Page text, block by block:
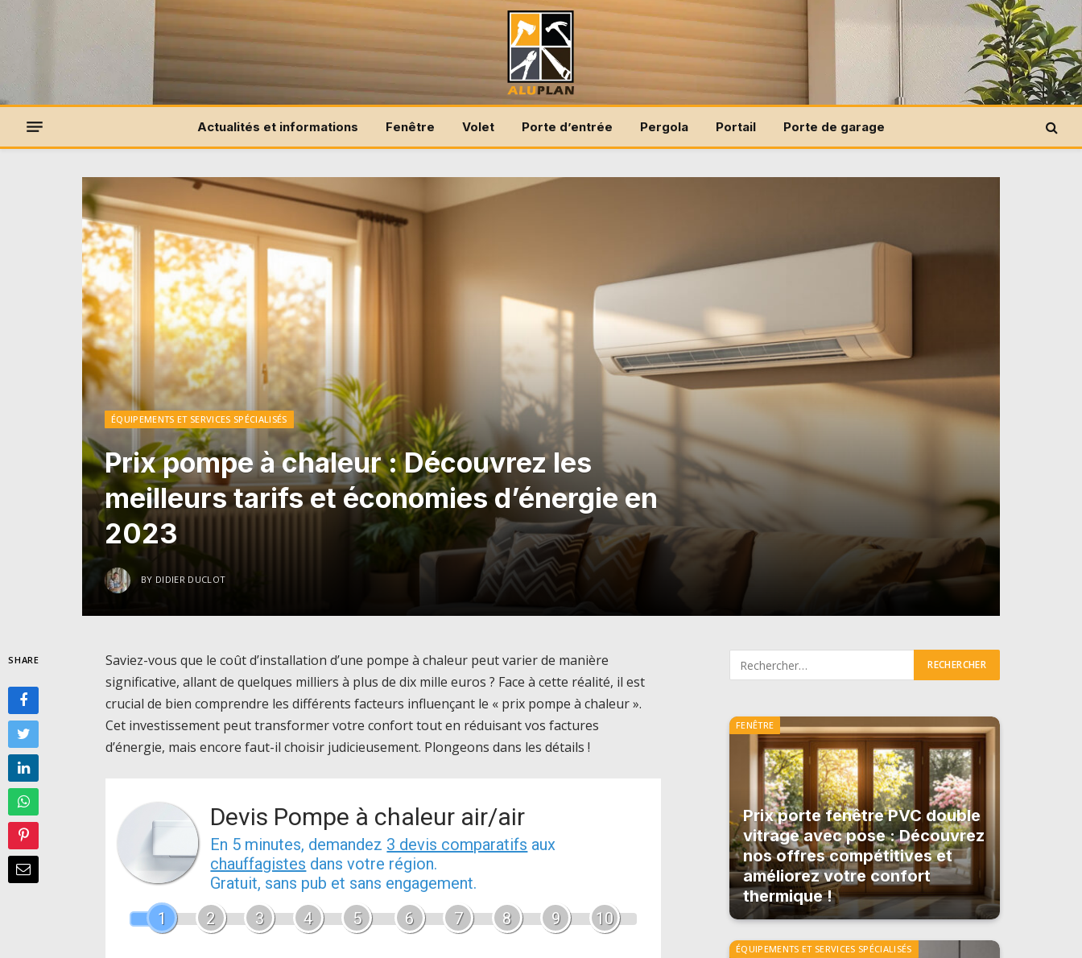
Actualités et informations Fenêtre Volet Porte d’entrée Pergola Portail Porte de garage
ÉQUIPEMENTS ET SERVICES SPÉCIALISÉS
Prix pompe à chaleur : Découvrez les
meilleurs tarifs et économies d’énergie en
2023
BY DIDIER DUCLOT
SHARE
Saviez-vous que le coût d’installation d’une pompe à chaleur peut varier de manière
significative, allant de quelques milliers à plus de dix mille euros ? Face à cette réalité, il est
crucial de bien comprendre les différents facteurs influençant le « prix pompe à chaleur ».
Cet investissement peut transformer votre confort tout en réduisant vos factures
d’énergie, mais encore faut-il choisir judicieusement. Plongeons dans les détails !
Devis Pompe à chaleur air/air
En 5 minutes, demandez 3 devis comparatifs aux
chauffagistes dans votre région.
Gratuit, sans pub et sans engagement.
1
2 3 4 5 6 7 8 9 10
FENÊTRE
Prix porte fenêtre PVC double
vitrage avec pose : Découvrez
nos offres compétitives et
améliorez votre confort
thermique !
ÉQUIPEMENTS ET SERVICES SPÉCIALISÉS